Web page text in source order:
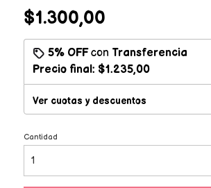
$1.300,00
5% OFFcon Transferencia
Precio final: $1.235,00
Ver cuotas y descuentos
Cantidad